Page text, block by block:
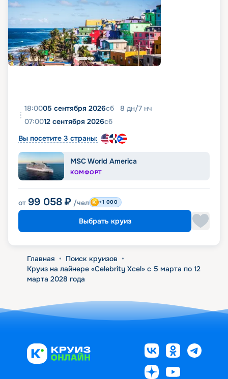
18:0005 сентября 2026сб 8 дн/7 нч
07:0012 сентября 2026сб
Вы посетите 3 страны:
MSC World America
КОМФОРТ
от 99 058 ₽ /чел +1 000
Выбрать круиз
Главная • Поиск круизов •
Круиз на лайнере «Celebrity Xcel» с 5 марта по 12
марта 2028 года